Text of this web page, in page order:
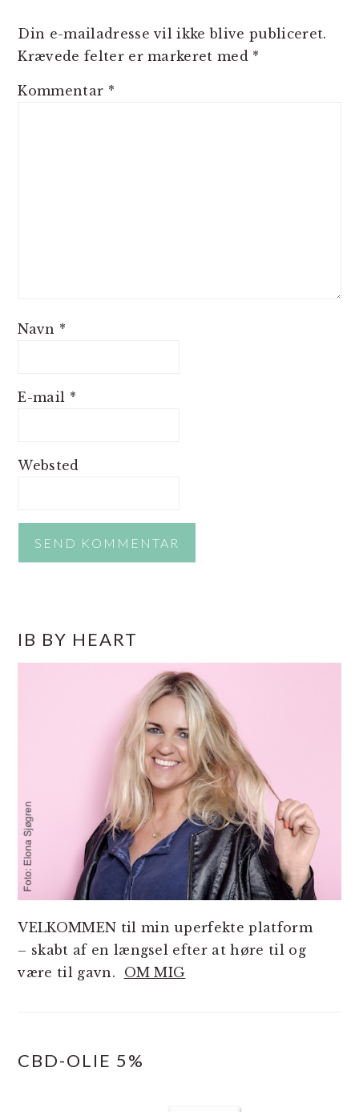
Din e-mailadresse vil ikke blive publiceret.
Krævede felter er markeret med *
Kommentar *
Navn *
E-mail *
Websted
SIDEBAR
IB BY HEART
VELKOMMEN til min uperfekte platform
– skabt af en længsel efter at høre til og
være til gavn. OM MIG
CBD-OLIE 5%